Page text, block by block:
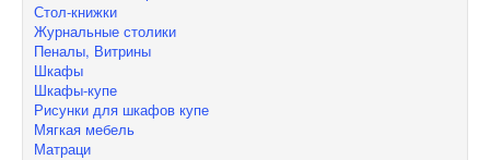
Стол-книжки
Журнальные столики
Пеналы, Витрины
Шкафы
Шкафы-купе
Рисунки для шкафов купе
Мягкая мебель
Матраци